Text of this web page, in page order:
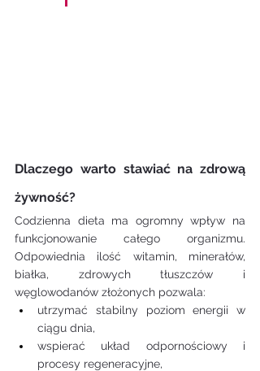
Dlaczego warto stawiać na zdrową
żywność?
Codzienna dieta ma ogromny wpływ na
funkcjonowanie całego organizmu.
Odpowiednia ilość witamin, minerałów,
białka, zdrowych tłuszczów i
węglowodanów złożonych pozwala:
utrzymać stabilny poziom energii w
ciągu dnia,
wspierać układ odpornościowy i
procesy regeneracyjne,